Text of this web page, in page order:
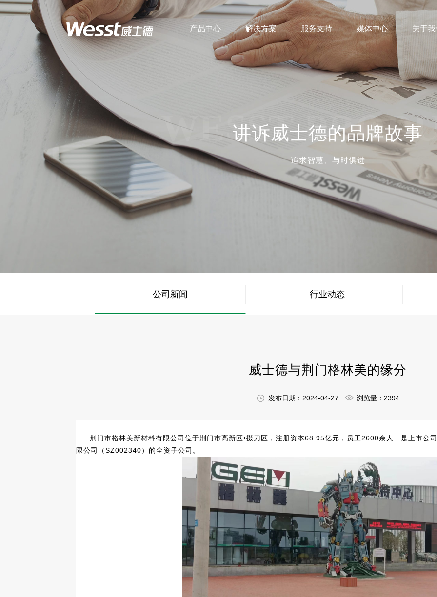
产品中心 解决方案 服务支持 媒体中心 关于
全自动洗脱机
超净洗脱烘一体
机
工业烫平机
客户案例 招商加盟
技术支持
组织架构 荣誉资质
WESST讲诉威士德的品牌故事
追求智慧、与时俱进
公司新闻 行业动态
威士德与荆门格林美的缘分
发布日期：2024-04-27 浏览量：2394
荆门市格林美新材料有限公司位于荆门市高新区•掇刀区，注册资本68.95亿元，员工2600余人，是上市
限公司（SZ002340）的全资子公司。